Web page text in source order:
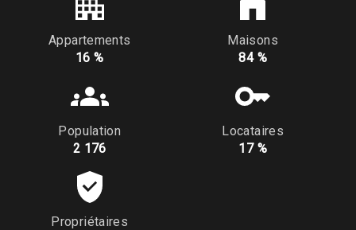
Appartements
16 %
Maisons
84 %
Population
2 176
Locataires
17 %
Propriétaires